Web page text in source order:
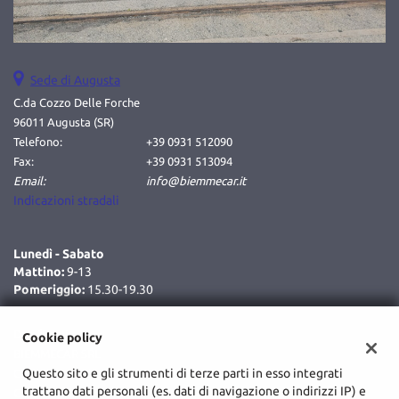
Sede di Augusta
C.da Cozzo Delle Forche
96011 Augusta (SR)
Telefono:
+39 0931 512090
Fax:
+39 0931 513094
Email:
info@biemmecar.it
Indicazioni stradali
Lunedì - Sabato
Mattino:9-13
Pomeriggio: 15.30-19.30
Dati fiscali:
C.da Cozzo Delle Forche, Augusta (SR)
C.F/P.IVA:02048590893
Cookie policy
Questo sito e gli strumenti di terze parti in esso integrati
trattano dati personali (es. dati di navigazione o indirizzi IP) e